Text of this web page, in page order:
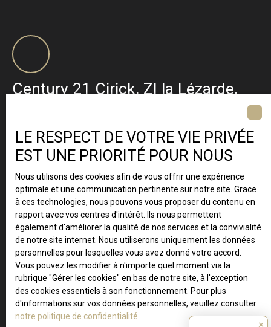
Century 21 Cirick, ZI la Lézarde,
LE RESPECT DE VOTRE VIE PRIVÉE
EST UNE PRIORITÉ POUR NOUS
Nous utilisons des cookies afin de vous offrir une expérience
optimale et une communication pertinente sur notre site. Grace
à ces technologies, nous pouvons vous proposer du contenu en
rapport avec vos centres d'intérêt. Ils nous permettent
également d'améliorer la qualité de nos services et la convivialité
de notre site internet. Nous utiliserons uniquement les données
personnelles pour lesquelles vous avez donné votre accord.
Vous pouvez les modifier à n'importe quel moment via la
rubrique ″Gérer les cookies″ en bas de notre site, à l'exception
des cookies essentiels à son fonctionnement. Pour plus
d'informations sur vos données personnelles, veuillez consulter
notre politique de confidentialité
✕